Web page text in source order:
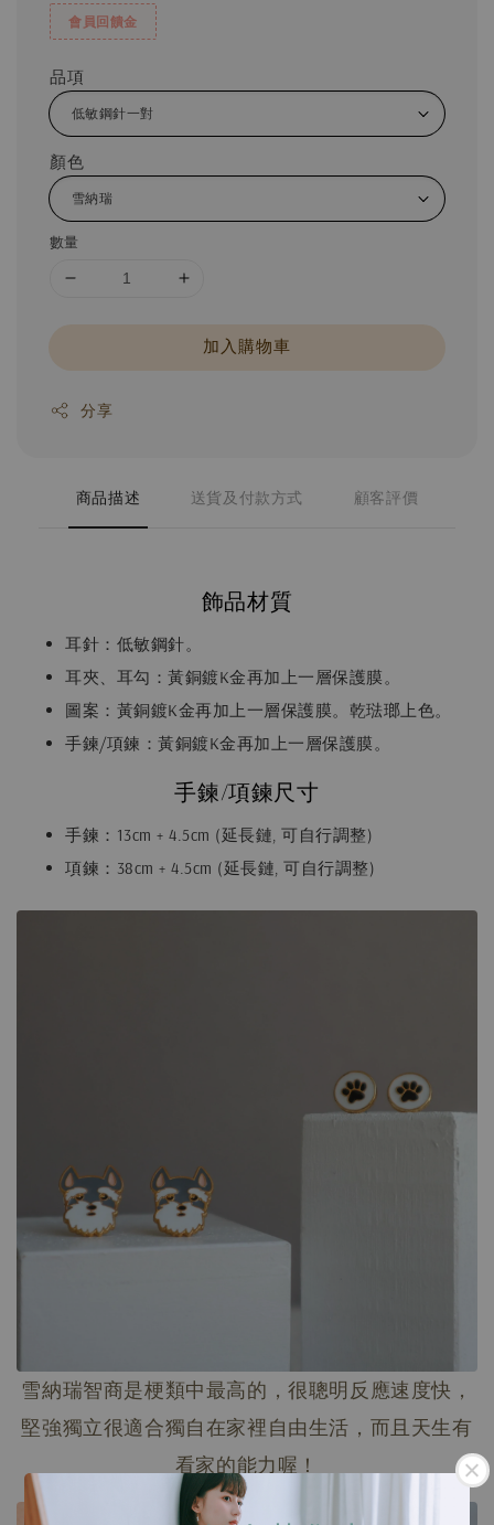
雪納瑞智商是梗類中最高的，很聰明反應速度快，
堅強獨立很適合獨自在家裡自由生活，而且天生有
看家的能力喔！
會員回饋金
品項
顏色
數量
加入購物車
分享
商品描述 送貨及付款方式 顧客評價
飾品材質
耳針：低敏鋼針。
耳夾、耳勾：黃銅鍍K金再加上一層保護膜。
圖案：黃銅鍍K金再加上一層保護膜。乾琺瑯上色。
手鍊/項鍊：黃銅鍍K金再加上一層保護膜。
手鍊/項鍊尺寸
手鍊：13cm + 4.5cm (延長鏈, 可自行調整)
項鍊：38cm + 4.5cm (延長鏈, 可自行調整)